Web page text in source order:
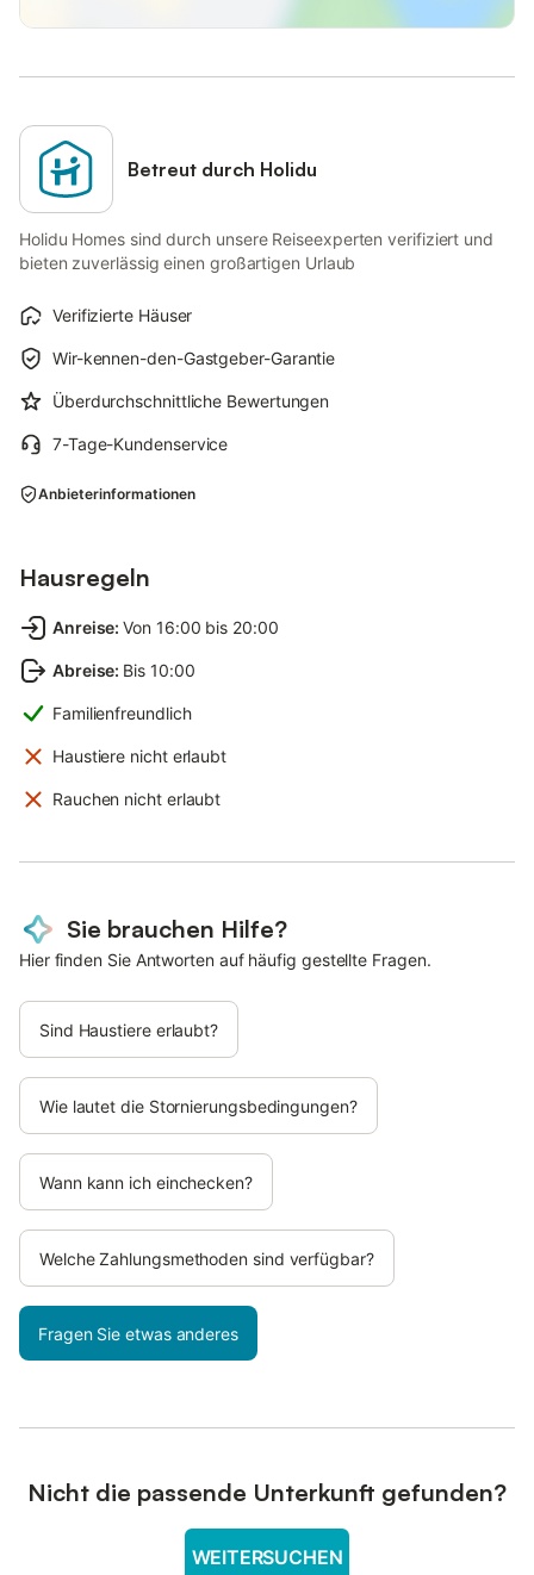
Betreut durch Holidu
Holidu Homes sind durch unsere Reiseexperten verifiziert und
bieten zuverlässig einen großartigen Urlaub
Verifizierte Häuser
Wir-kennen-den-Gastgeber-Garantie
Überdurchschnittliche Bewertungen
7-Tage-Kundenservice
Anbieterinformationen
Hausregeln
Anreise: Von 16:00 bis 20:00
Abreise: Bis 10:00
Familienfreundlich
Haustiere nicht erlaubt
Rauchen nicht erlaubt
Sie brauchen Hilfe?
Hier finden Sie Antworten auf häufig gestellte Fragen.
Sind Haustiere erlaubt?
Wie lautet die Stornierungsbedingungen?
Wann kann ich einchecken?
Welche Zahlungsmethoden sind verfügbar?
Fragen Sie etwas anderes
Nicht die passende Unterkunft gefunden?
WEITERSUCHEN